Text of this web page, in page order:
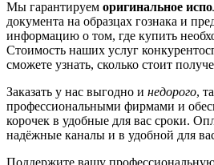
Мы гарантируем оригинальное
документа на образцах гознака и
информацию о том, где купить
Стоимость наших услуг
сможете узнать, сколько стоит
Заказать у нас выгодно и недорого,
профессиональными фирмами и
корочек в удобные для вас сроки.
надёжные каналы и в удобной для
Поддержите вашу